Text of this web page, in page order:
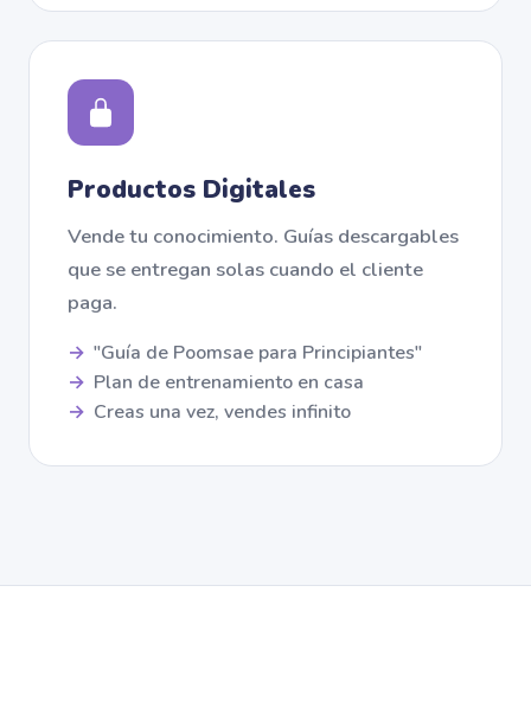
Productos Digitales
Vende tu conocimiento. Guías descargables
que se entregan solas cuando el cliente
paga.
"Guía de Poomsae para Principiantes"
Plan de entrenamiento en casa
Creas una vez, vendes infinito